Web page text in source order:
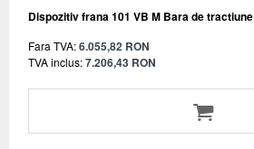
Dispozitiv frana 101 VB M Bara de tractiune
Fara TVA:6.055,82 RON
TVA inclus:7.206,43 RON